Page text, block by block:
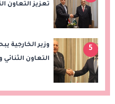
تعزيز التعاون
5
وزير الخارجية
التعاون